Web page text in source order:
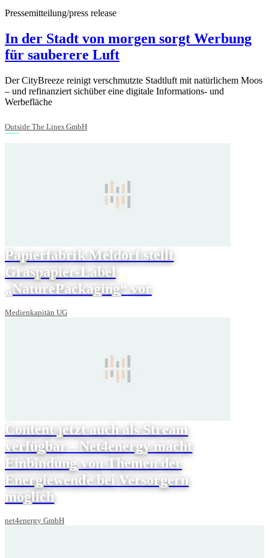
Pressemitteilung/press release
In der Stadt von morgen sorgt Werbung
für sauberere Luft
Der CityBreeze reinigt verschmutzte Stadtluft mit natürlichem Moos
– und refinanziert sichüber eine digitale Informations- und
Werbefläche
Outside The Lines GmbH
Papierfabrik Meldorf stellt
Graspapier-Label
„NaturePackaging“ vor
Medienkapitän UG
Content jetzt auch als Stream
verfügbar - Net4energy macht
Einbindung von Themen der
Energiewende bei Versorgern
möglich
net4energy GmbH